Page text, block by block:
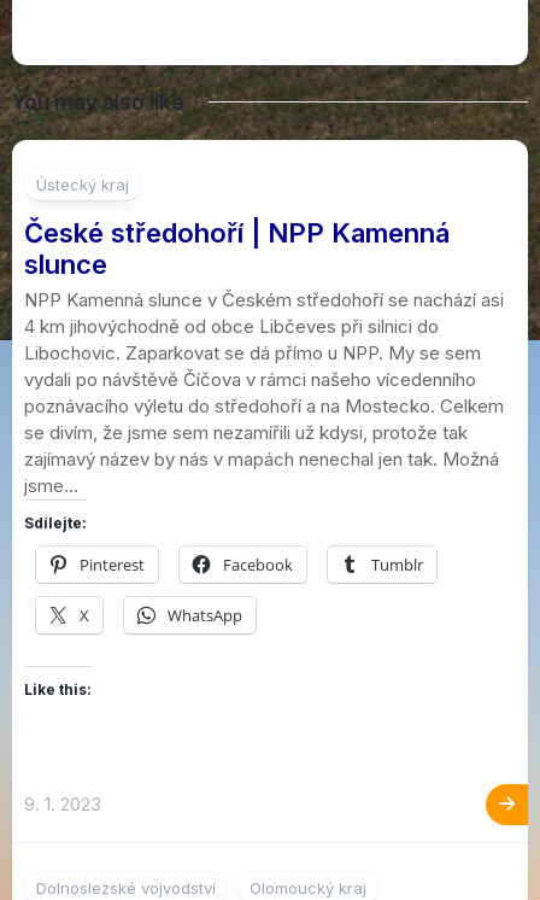
You may also like
Ústecký kraj
České středohoří | NPP Kamenná
slunce
NPP Kamenná slunce v Českém středohoří se nachází asi
4 km jihovýchodně od obce Libčeves při silnici do
Libochovic. Zaparkovat se dá přímo u NPP. My se sem
vydali po návštěvě Číčova v rámci našeho vícedenního
poznávacího výletu do středohoří a na Mostecko. Celkem
se divím, že jsme sem nezamířili už kdysi, protože tak
zajímavý název by nás v mapách nenechal jen tak. Možná
jsme...
Sdílejte:
Pinterest Facebook Tumblr
X WhatsApp
Like this:
9. 1. 2023
Dolnoslezské vojvodství
Olomoucký kraj